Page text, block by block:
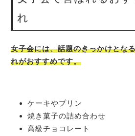
れ
女子会には、話題のきっかけとな
れがおすすめです。
ケーキやプリン
焼き菓子の詰め合わせ
高級チョコレート